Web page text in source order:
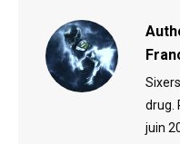
drug.
juin